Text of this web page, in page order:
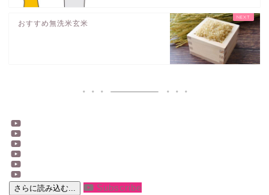
おすすめ無洗米玄米
さらに読み込む... Subscribe